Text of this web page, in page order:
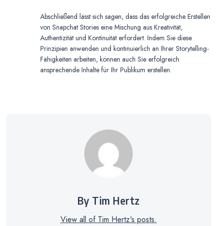
Abschließend lässt sich sagen, dass das erfolgreiche Erstellen
von Snapchat Stories eine Mischung aus Kreativität,
Authentizität und Kontinuität erfordert. Indem Sie diese
Prinzipien anwenden und kontinuierlich an Ihrer Storytelling-
Fähigkeiten arbeiten, können auch Sie erfolgreich
ansprechende Inhalte für Ihr Publikum erstellen.
By Tim Hertz
View all of Tim Hertz's posts.